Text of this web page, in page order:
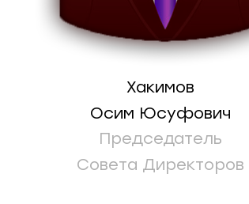
Хакимов
Осим Юсуфович
Председатель
Совета Директоров